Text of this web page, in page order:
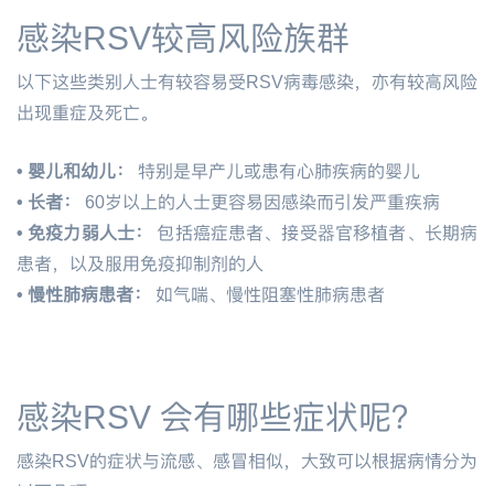
感染RSV较高风险族群
以下这些类别人士有较容易受RSV病毒感染，亦有较高风险
出现重症及死亡。
• 婴儿和幼儿： 特别是早产儿或患有心肺疾病的婴儿
• 长者：
60岁以上的人士更容易因感染而引发严重疾病
• 免疫力弱人士：
包括癌症患者、接受器官移植者、长期病
患者，以及服用免疫抑制剂的人
• 慢性肺病患者： 如气喘、慢性阻塞性肺病患者
感染RSV 会有哪些症状呢？
感染RSV的症状与流感、感冒相似，大致可以根据病情分为